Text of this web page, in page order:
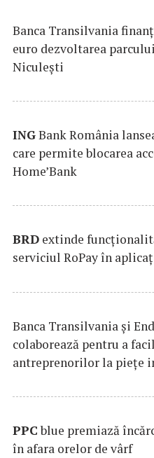
Banca Transilvania
euro dezvoltarea
Niculești
INGBank România
care permite blocarea
Home’Bank
BRD extinde
serviciul RoPay în
Banca Transilvania şi
colaborează pentru a
antreprenorilor la pieţe
PPCblue premiază
în afara orelor de vârf